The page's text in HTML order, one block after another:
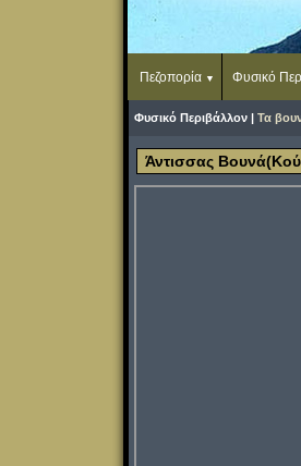
Πεζοπορία Φυσικό
Φυσικό Περιβάλλον | Τα
Άντισσας